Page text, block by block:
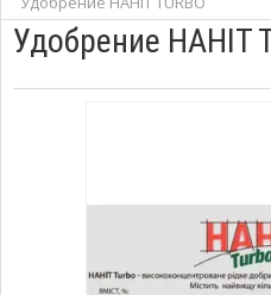
Удобрение HAHIT